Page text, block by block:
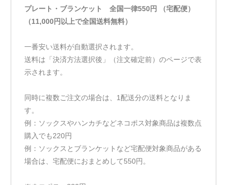
プレート・ブランケット 全国一律550円 （宅配便）
（11,000円以上で全国送料無料）
一番安い送料が自動選択されます。
送料は「決済方法選択後」（注文確定前）のページで表
示されます。
同時に複数ご注文の場合は、1配送分の送料となりま
す。
例：ソックスやハンカチなどネコポス対象商品は複数点
購入でも220円
例：ソックスとブランケットなど宅配便対象商品がある
場合は、宅配便におまとめして550円。